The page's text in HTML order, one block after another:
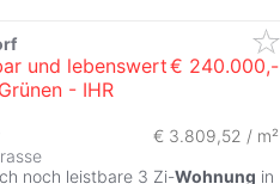
und lebenswert
- IHR
€ 240.000,-
€ 3.809,52 / m²
noch leistbare 3 Zi-Wohnung in